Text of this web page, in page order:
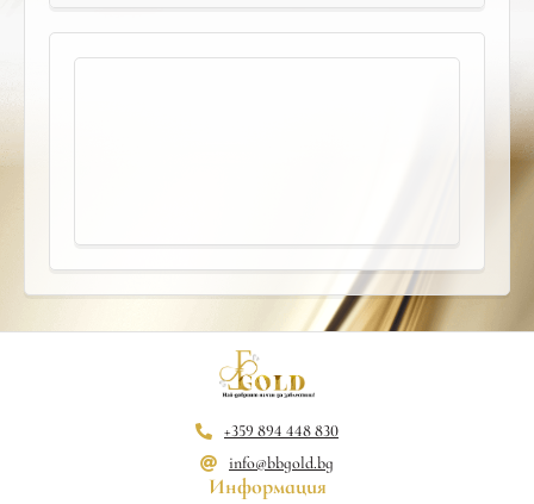
+359 894 448 830
info@bbgold.bg
Информация